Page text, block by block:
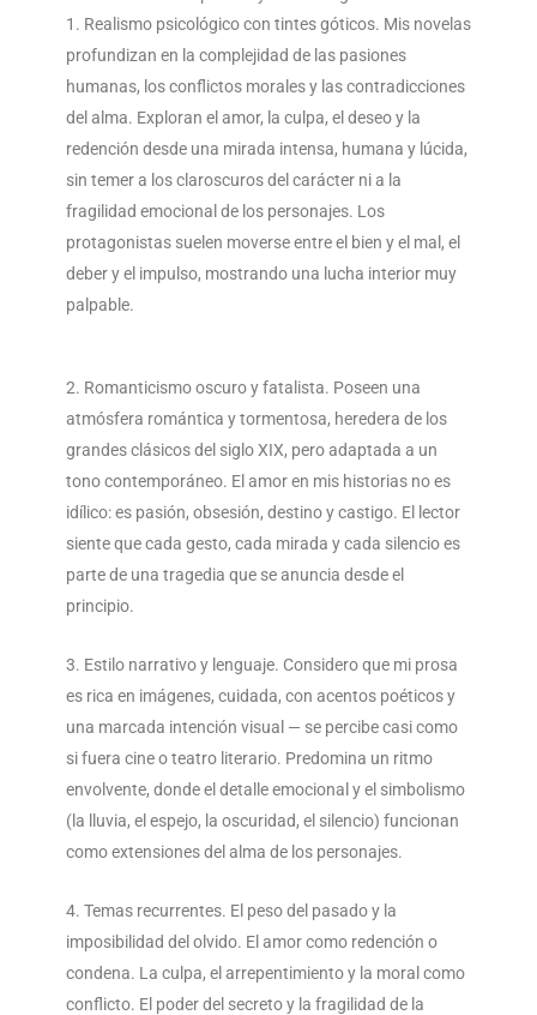
Realismo psicológico con tintes góticos. Mis novelas
profundizan en la complejidad de las pasiones
humanas, los conflictos morales y las contradicciones
del alma. Exploran el amor, la culpa, el deseo y la
redención desde una mirada intensa, humana y lúcida,
sin temer a los claroscuros del carácter ni a la
fragilidad emocional de los personajes. Los
protagonistas suelen moverse entre el bien y el mal, el
deber y el impulso, mostrando una lucha interior muy
palpable.
Romanticismo oscuro y fatalista. Poseen una
atmósfera romántica y tormentosa, heredera de los
grandes clásicos del siglo XIX, pero adaptada a un
tono contemporáneo. El amor en mis historias no es
idílico: es pasión, obsesión, destino y castigo. El lector
siente que cada gesto, cada mirada y cada silencio es
parte de una tragedia que se anuncia desde el
principio.
Estilo narrativo y lenguaje. Considero que mi prosa
es rica en imágenes, cuidada, con acentos poéticos y
una marcada intención visual — se percibe casi como
si fuera cine o teatro literario. Predomina un ritmo
envolvente, donde el detalle emocional y el simbolismo
(la lluvia, el espejo, la oscuridad, el silencio) funcionan
como extensiones del alma de los personajes.
Temas recurrentes. El peso del pasado y la
imposibilidad del olvido. El amor como redención o
condena. La culpa, el arrepentimiento y la moral como
conflicto. El poder del secreto y la fragilidad de la